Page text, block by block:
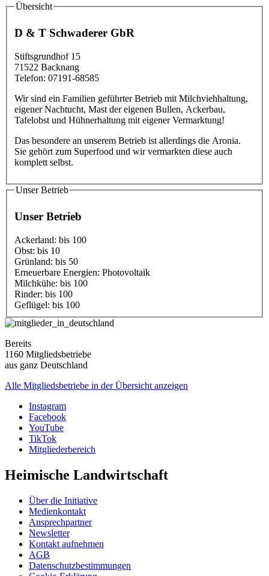
Übersicht
D & T Schwaderer GbR
Stiftsgrundhof 15
71522 Backnang
Telefon: 07191-68585
Wir sind ein Familien geführter Betrieb mit Milchviehhaltung,
eigener Nachtucht, Mast der eigenen Bullen, Ackerbau,
Tafelobst und Hühnerhaltung mit eigener Vermarktung!
Das besondere an unserem Betrieb ist allerdings die Aronia.
Sie gehört zum Superfood und wir vermarkten diese auch
komplett selbst.
Unser Betrieb
Unser Betrieb
Ackerland: bis 100
Obst: bis 10
Grünland: bis 50
Erneuerbare Energien: Photovoltaik
Milchkühe: bis 100
Rinder: bis 100
Geflügel: bis 100
Bereits
1160 Mitgliedsbetriebe
aus ganz Deutschland
Alle Mitgliedsbetriebe in der Übersicht anzeigen
Instagram
Facebook
YouTube
TikTok
Mitgliederbereich
Heimische Landwirtschaft
Über die Initiative
Medienkontakt
Ansprechpartner
Newsletter
Kontakt aufnehmen
AGB
Datenschutzbestimmungen